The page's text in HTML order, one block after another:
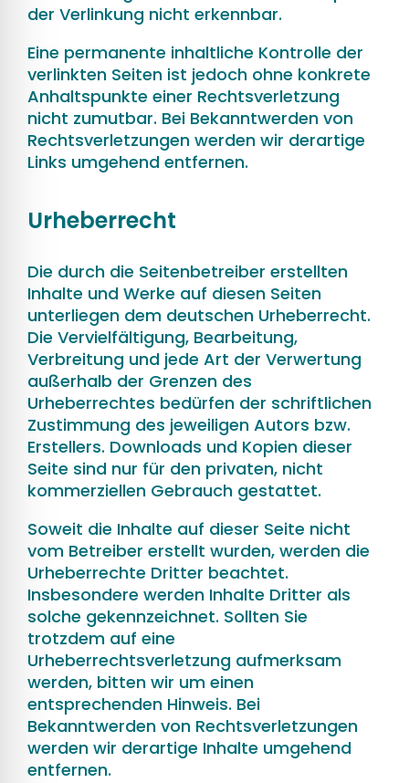
der Verlinkung nicht erkennbar.
Eine permanente inhaltliche Kontrolle der
verlinkten Seiten ist jedoch ohne konkrete
Anhaltspunkte einer Rechtsverletzung
nicht zumutbar. Bei Bekanntwerden von
Rechtsverletzungen werden wir derartige
Links umgehend entfernen.
Urheberrecht
Die durch die Seitenbetreiber erstellten
Inhalte und Werke auf diesen Seiten
unterliegen dem deutschen Urheberrecht.
Die Vervielfältigung, Bearbeitung,
Verbreitung und jede Art der Verwertung
außerhalb der Grenzen des
Urheberrechtes bedürfen der schriftlichen
Zustimmung des jeweiligen Autors bzw.
Erstellers. Downloads und Kopien dieser
Seite sind nur für den privaten, nicht
kommerziellen Gebrauch gestattet.
Soweit die Inhalte auf dieser Seite nicht
vom Betreiber erstellt wurden, werden die
Urheberrechte Dritter beachtet.
Insbesondere werden Inhalte Dritter als
solche gekennzeichnet. Sollten Sie
trotzdem auf eine
Urheberrechtsverletzung aufmerksam
werden, bitten wir um einen
entsprechenden Hinweis. Bei
Bekanntwerden von Rechtsverletzungen
werden wir derartige Inhalte umgehend
entfernen.